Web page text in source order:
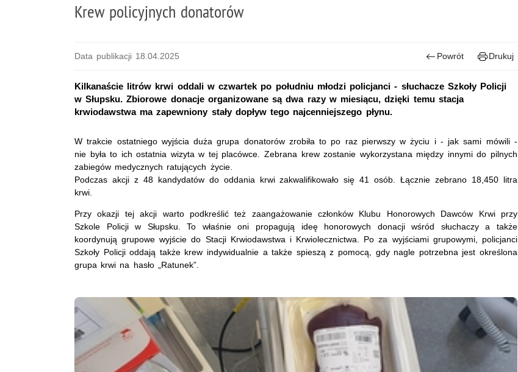
Krew policyjnych donatorów
Data publikacji 18.04.2025 Powrót Drukuj
Kilkanaście litrów krwi oddali w czwartek po południu młodzi policjanci - słuchacze Szkoły Policji
w Słupsku. Zbiorowe donacje organizowane są dwa razy w miesiącu, dzięki temu stacja
krwiodawstwa ma zapewniony stały dopływ tego najcenniejszego płynu.
W trakcie ostatniego wyjścia duża grupa donatorów zrobiła to po raz pierwszy w życiu i - jak sami mówili -
nie była to ich ostatnia wizyta w tej placówce. Zebrana krew zostanie wykorzystana między innymi do pilnych
zabiegów medycznych ratujących życie.
Podczas akcji z 48 kandydatów do oddania krwi zakwalifikowało się 41 osób. Łącznie zebrano 18,450 litra
krwi.
Przy okazji tej akcji warto podkreślić też zaangażowanie członków Klubu Honorowych Dawców Krwi przy
Szkole Policji w Słupsku. To właśnie oni propagują ideę honorowych donacji wśród słuchaczy a także
koordynują grupowe wyjście do Stacji Krwiodawstwa i Krwiolecznictwa. Po za wyjściami grupowymi, policjanci
Szkoły Policji oddają także krew indywidualnie a także spieszą z pomocą, gdy nagle potrzebna jest określona
grupa krwi na hasło „Ratunek”.